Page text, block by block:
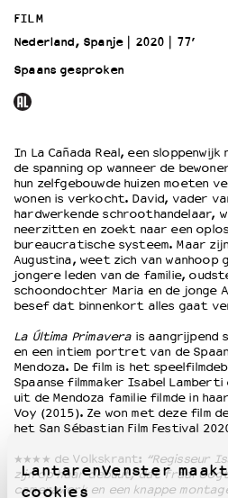
LantarenVenster
cookies
OVER LANTARENVENSTER
Wat we doen
Werken bij
Wie is wie
Historie
Partners
Huisregels
Privacyverklaring
Integriteits- en gedragscode
Duurzaamheid
Culturele boycot Israël
Ruimte voor artistieke vrijheid –
FILM
Nederland, Spanje
2020
77’
Spaans gesproken
In La Cañada Real, een
de spanning op wanneer de
hun zelfgebouwde huizen moeten
wonen is verkocht. David, vader
hardwerkende schroothandelaar,
neerzitten en zoekt naar een
bureaucratische systeem. Maar
Augustina, weet zich van wanhoop
jongere leden van de familie,
schoondochter Maria en de jonge
besef dat binnenkort alles gaat
La Última Primaverais aangrijpend
en een intiem portret van de
Mendoza. De film is het
Spaanse filmmaker Isabel
uit de Mendoza familie filmde in
Voy (2015). Ze won met deze film
het San Sébastian Film Festival
★★★★ de Volkskrant: “Regisseur
zijn op haar debuut, dat fraai
camerawerk en een knappe